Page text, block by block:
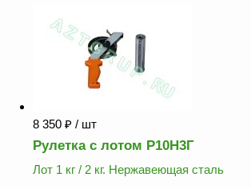
Зарядные станции
для электромобилей
Погружные насосы к
Запасные части к
ТРК и ГРК
Электронное
8 350 ₽ / шт
Рулетка с лотом Р10Н3Г
Лот 1 кг / 2 кг. Нержавеющая сталь